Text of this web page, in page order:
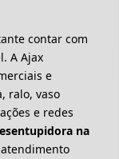
contar com
A Ajax
e
ralo, vaso
e redes
na
atendimento